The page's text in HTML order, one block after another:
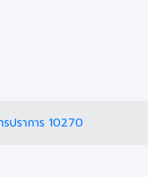
ปราการ 10270